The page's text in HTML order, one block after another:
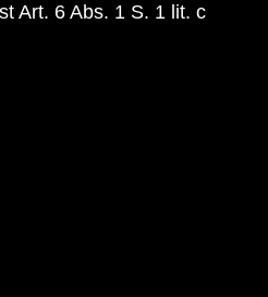
Art. 6 Abs. 1 S. 1 lit. c